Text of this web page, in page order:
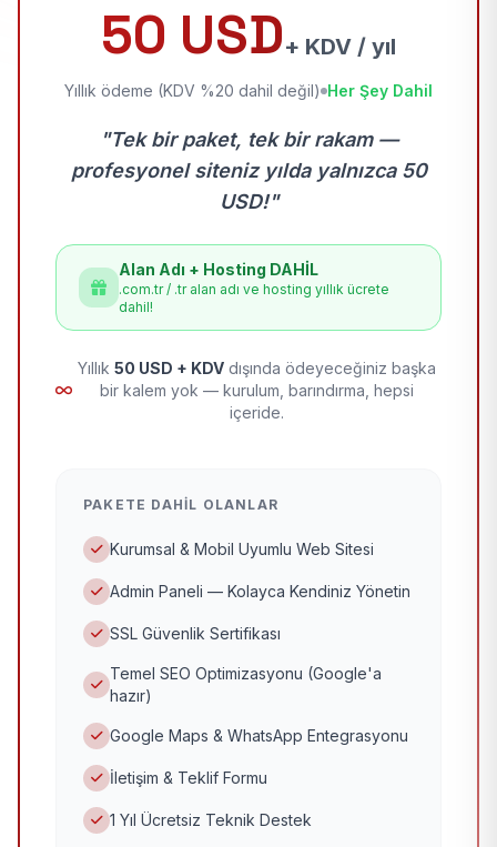
50 USD+ KDV / yıl
Yıllık ödeme (KDV %20 dahil değil) Her Şey Dahil
"Tek bir paket, tek bir rakam —
profesyonel siteniz yılda yalnızca 50
USD!"
Alan Adı + Hosting DAHİL
.com.tr / .tr alan adı ve hosting yıllık ücrete
dahil!
Yıllık 50 USD + KDV dışında ödeyeceğiniz başka
bir kalem yok — kurulum, barındırma, hepsi
içeride.
PAKETE DAHIL OLANLAR
Kurumsal & Mobil Uyumlu Web Sitesi
Admin Paneli — Kolayca Kendiniz Yönetin
SSL Güvenlik Sertifikası
Temel SEO Optimizasyonu (Google'a
hazır)
Google Maps & WhatsApp Entegrasyonu
İletişim & Teklif Formu
1 Yıl Ücretsiz Teknik Destek